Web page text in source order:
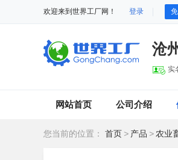
欢迎来到世界工厂网！ 登录
沧
实
网站首页 公司介绍
您当前的位置： 首页 > 产品 > 农业